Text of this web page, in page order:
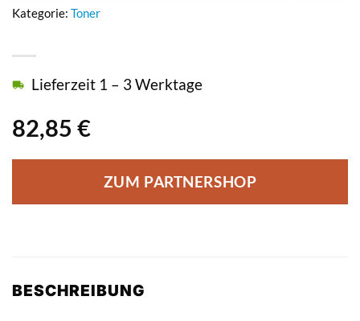
82,85 €
Lieferzeit 1 – 3 Werktage
ZUM PARTNERSHOP
Kategorie: Toner
BESCHREIBUNG